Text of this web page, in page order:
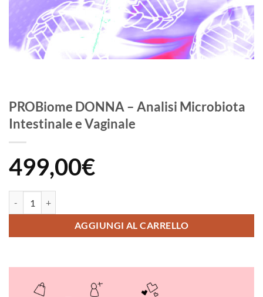
PROBiome DONNA – Analisi Microbiota
Intestinale e Vaginale
499,00€
AGGIUNGI AL CARRELLO